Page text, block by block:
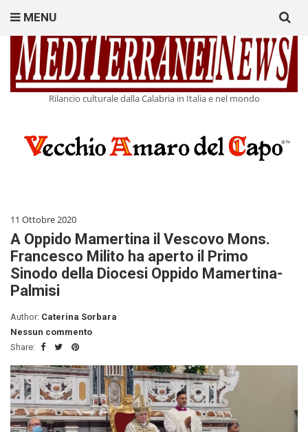
Rilancio culturale dalla Calabria in Italia e nel mondo
MENU
for:
11 Ottobre 2020
A Oppido Mamertina il Vescovo Mons.
Francesco Milito ha aperto il Primo
Sinodo della Diocesi Oppido Mamertina-
Palmisi
Author: Caterina Sorbara
Nessun commento
Share: